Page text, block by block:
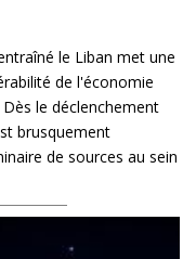
le Liban met une
de l'économie
le déclenchement
brusquement
de sources au sein